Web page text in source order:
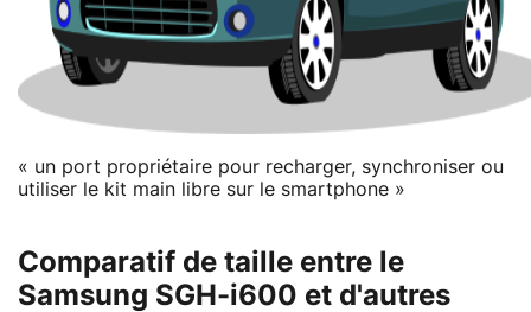
« un port propriétaire pour recharger, synchroniser ou
utiliser le kit main libre sur le smartphone »
Comparatif de taille entre le
Samsung SGH-i600 et d'autres